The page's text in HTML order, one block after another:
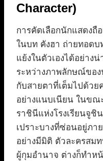
Character)
การคัดเลือกนักแสดงถื
ในบท คังฮา ถ่ายทอด
แย้งในตัวเองได้อย่าง
ระหว่างภาพลักษณ์ขอ
กับสายตาที่เต็มไปด้ว
อย่างแนบเนียน ในขณ
ราชินีแห่งโรงเรียนจูชิ
เปราะบางที่ซ่อนอยู่ภา
อย่างมีมิติ ตัวละครสม
ผู้กุมอำนาจ ต่างก็ทำห